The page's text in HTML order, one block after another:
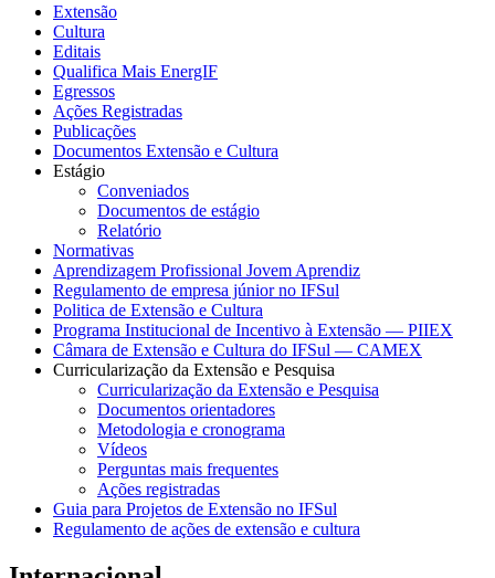
Extensão
Cultura
Editais
Qualifica Mais EnergIF
Egressos
Ações Registradas
Publicações
Documentos Extensão e Cultura
Estágio
Conveniados
Documentos de estágio
Relatório
Normativas
Aprendizagem Profissional Jovem Aprendiz
Regulamento de empresa júnior no IFSul
Politica de Extensão e Cultura
Programa Institucional de Incentivo à Extensão — PIIEX
Câmara de Extensão e Cultura do IFSul — CAMEX
Curricularização da Extensão e Pesquisa
Curricularização da Extensão e Pesquisa
Documentos orientadores
Metodologia e cronograma
Vídeos
Perguntas mais frequentes
Ações registradas
Guia para Projetos de Extensão no IFSul
Regulamento de ações de extensão e cultura